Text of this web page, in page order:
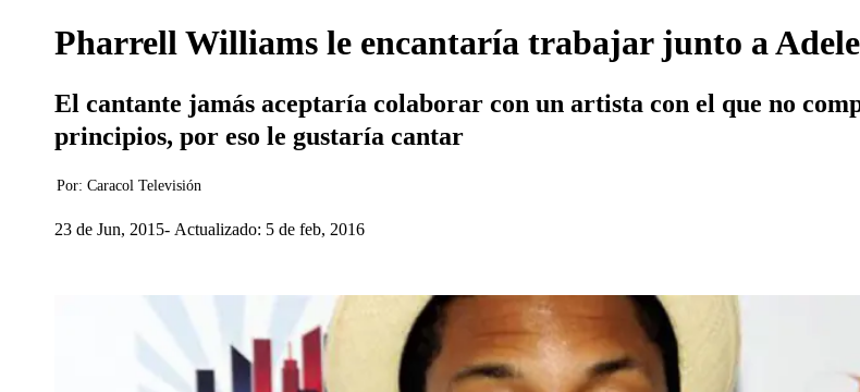
Pharrell Williams le encantaría trabajar junto a Adele
El cantante jamás aceptaría colaborar con un artista con el que no
principios, por eso le gustaría cantar
Por: Caracol Televisión
23 de Jun, 2015 Actualizado: 5 de feb, 2016